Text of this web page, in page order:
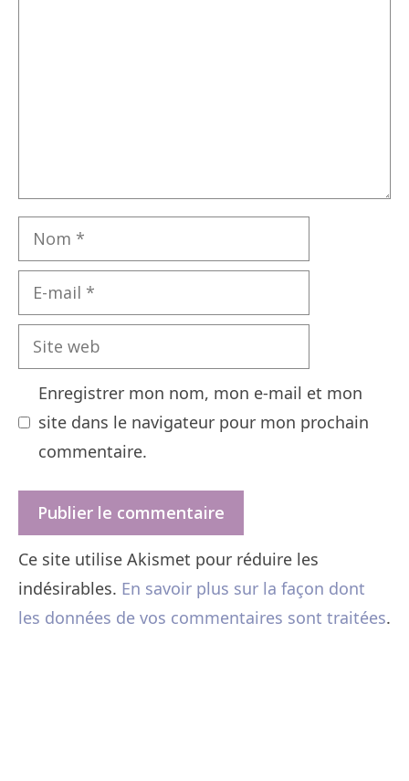
Nom
mail
Site
web
Enregistrer mon nom, mon e-mail et mon
site dans le navigateur pour mon prochain
commentaire.
Ce site utilise Akismet pour réduire les
indésirables. En savoir plus sur la façon dont
les données de vos commentaires sont traitées.